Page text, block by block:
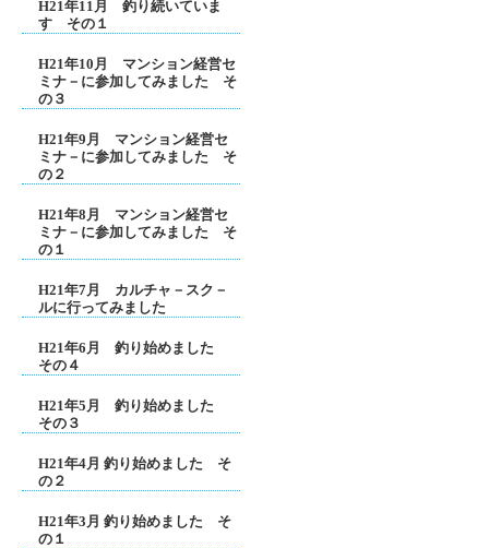
H21年11月 釣り続いていま
す その１
H21年10月 マンション経営セ
ミナ－に参加してみました そ
の３
H21年9月 マンション経営セ
ミナ－に参加してみました そ
の２
H21年8月 マンション経営セ
ミナ－に参加してみました そ
の１
H21年7月 カルチャ－スク－
ルに行ってみました
H21年6月 釣り始めました
その４
H21年5月 釣り始めました
その３
H21年4月 釣り始めました そ
の２
H21年3月 釣り始めました そ
の１